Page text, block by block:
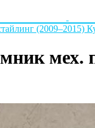
(2009–2015)
мех.